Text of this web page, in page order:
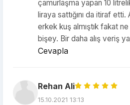
çamurlaşma yapan 10
liraya sattığını da itiraf
erkek kuş almıştık fakat
bişey. Bir daha alış veriş
Cevapla
Rehan Ali
15.10.2021 13:13